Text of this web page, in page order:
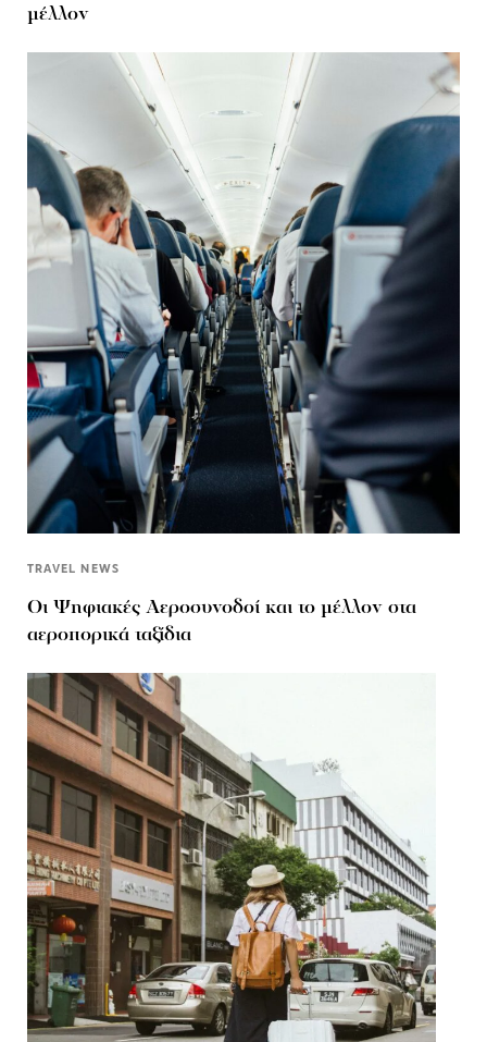
μέλλον
TRAVEL NEWS
Οι Ψηφιακές Αεροσυνοδοί και το μέλλον στα
αεροπορικά ταξίδια